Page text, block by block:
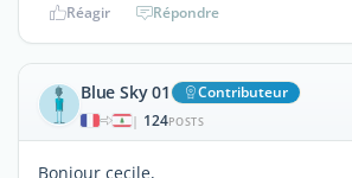
Réagir Répondre
Blue Sky 01 Contributeur
| 124POSTS
Bonjour cecile,